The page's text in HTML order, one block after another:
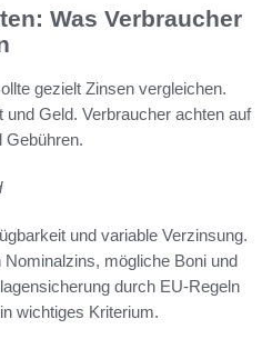
Was Verbraucher
gezielt Zinsen vergleichen.
und Geld. Verbraucher achten auf
Gebühren.
und variable Verzinsung.
Nominalzins, mögliche Boni und
durch EU-Regeln
wichtiges Kriterium.